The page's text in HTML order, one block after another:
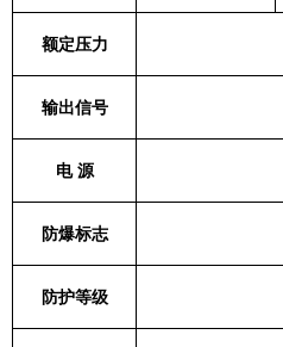
额定压力
输出信号
电 源
防爆标志
防护等级